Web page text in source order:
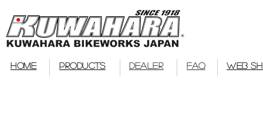
HOME PRODUCTS DEALER FAQ WEB